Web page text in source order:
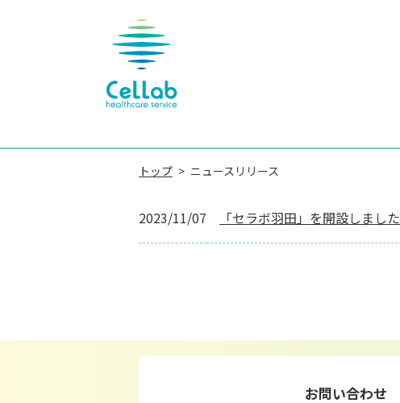
トップ ニュースリリース
2023/11/07 「セラボ羽田」を開設しました
お問い合わせ